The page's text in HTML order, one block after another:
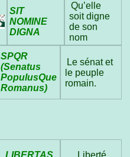
SIT
NOMINE
DIGNA
Qu’elle
soit digne
de son
nom
SPQR
(Senatus
PopulusQue
Romanus)
Le sénat et
le peuple
romain.
LIBERTAS